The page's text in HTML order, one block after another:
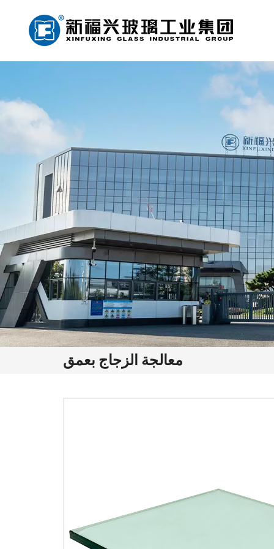
معالجة الزجاج بعمق